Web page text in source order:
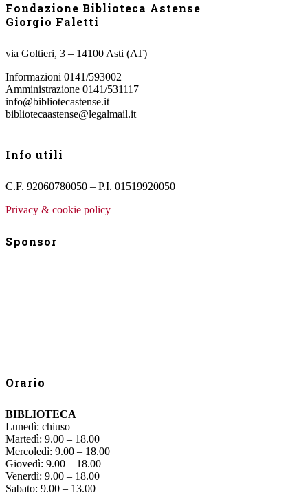
Fondazione Biblioteca Astense
Giorgio Faletti
via Goltieri, 3 – 14100 Asti (AT)
Informazioni 0141/593002
Amministrazione 0141/531117
info@bibliotecastense.it
bibliotecaastense@legalmail.it
Info utili
C.F. 92060780050 – P.I. 01519920050
Privacy & cookie policy
Sponsor
Orario
BIBLIOTECA
Lunedì: chiuso
Martedì: 9.00 – 18.00
Mercoledì: 9.00 – 18.00
Giovedì: 9.00 – 18.00
Venerdì: 9.00 – 18.00
Sabato: 9.00 – 13.00